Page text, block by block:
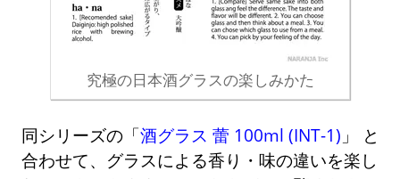
究極の日本酒グラスの楽しみかた
同シリーズの「酒グラス 蕾 100ml (INT-1) 」 と
合わせて、グラスによる香り・味の違いを楽し